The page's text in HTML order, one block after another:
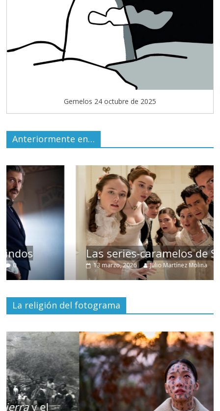
Gemelos 24 octubre de 2025
Anteriormente en…
Las series-caramelos de Shondaland
13 marzo, 2026 Julio Martínez Molina 0
La religión del fotograma